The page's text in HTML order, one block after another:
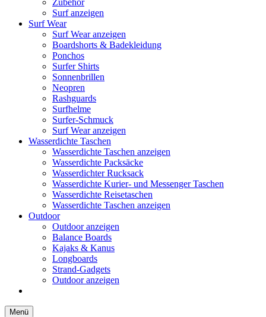
Zubehör
Surf anzeigen
Surf Wear
Surf Wear anzeigen
Boardshorts & Badekleidung
Ponchos
Surfer Shirts
Sonnenbrillen
Neopren
Rashguards
Surfhelme
Surfer-Schmuck
Surf Wear anzeigen
Wasserdichte Taschen
Wasserdichte Taschen anzeigen
Wasserdichte Packsäcke
Wasserdichter Rucksack
Wasserdichte Kurier- und Messenger Taschen
Wasserdichte Reisetaschen
Wasserdichte Taschen anzeigen
Outdoor
Outdoor anzeigen
Balance Boards
Kajaks & Kanus
Longboards
Strand-Gadgets
Outdoor anzeigen
Menü